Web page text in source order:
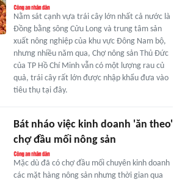
Nằm sát cạnh vựa trái cây lớn nhất cả nước là
Đồng bằng sông Cửu Long và trung tâm sản
xuất nông nghiệp của khu vực Đông Nam bộ,
nhưng nhiều năm qua, Chợ nông sản Thủ Đức
của TP Hồ Chí Minh vẫn có một lượng rau củ
quả, trái cây rất lớn được nhập khẩu đưa vào
tiêu thụ tại đây.
Bát nháo việc kinh doanh 'ăn theo'
chợ đầu mối nông sản
Mặc dù đã có chợ đầu mối chuyên kinh doanh
các mặt hàng nông sản nhưng thời gian qua